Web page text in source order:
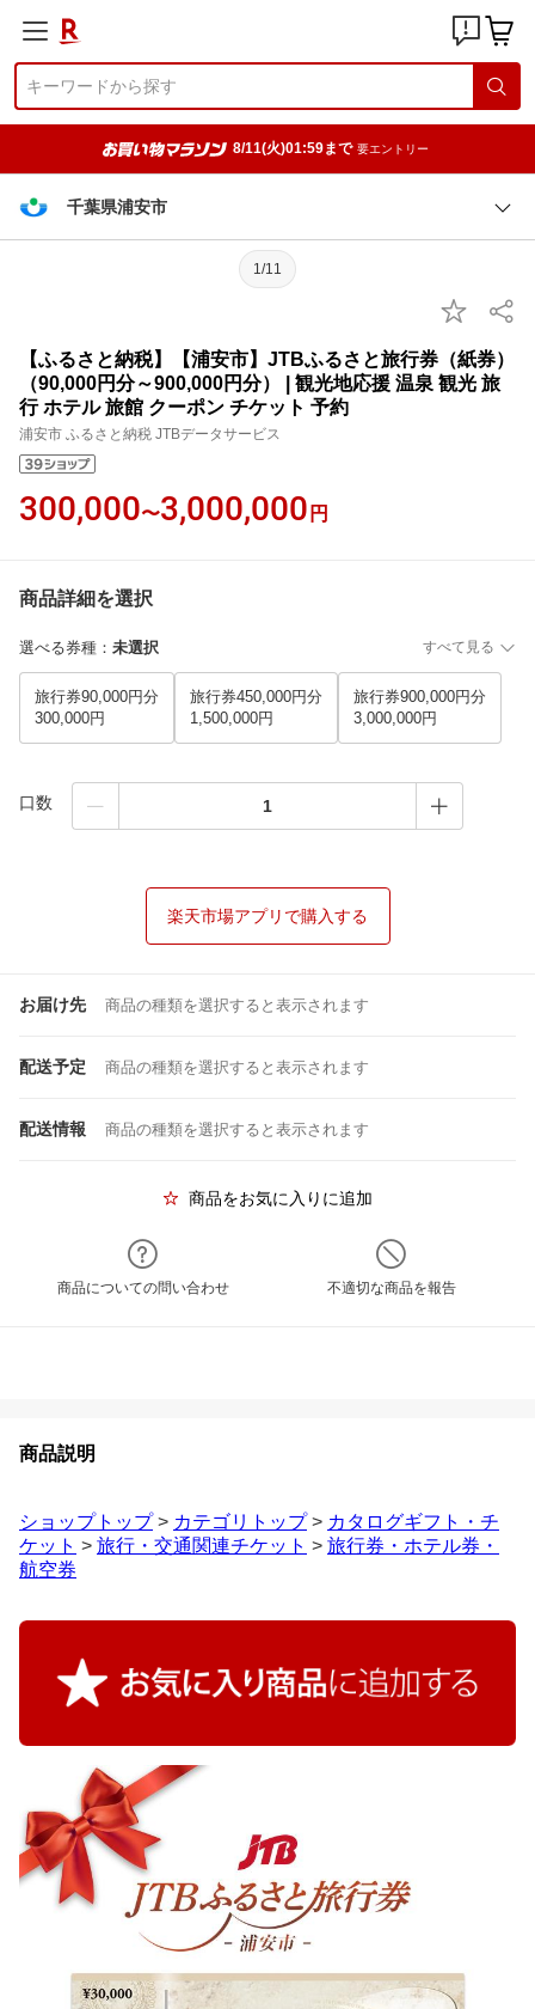
8/11(火)01:59まで 要エントリー
千葉県浦安市
1/11
【ふるさと納税】【浦安市】JTBふるさと旅行券（紙券）
（90,000円分～900,000円分） | 観光地応援 温泉 観光 旅
行 ホテル 旅館 クーポン チケット 予約
浦安市 ふるさと納税 JTBデータサービス
300,000〜3,000,000 円
商品詳細を選択
選べる券種 ： 未選択 すべて見る
旅行券90,000円分
300,000円
旅行券450,000円分
1,500,000円
旅行券900,000円分
3,000,000円
口数
楽天市場アプリで購入する
お届け先 商品の種類を選択すると表示されます
配送予定 商品の種類を選択すると表示されます
配送情報 商品の種類を選択すると表示されます
商品をお気に入りに追加
商品についての問い合わせ 不適切な商品を報告
商品説明
ショップトップ> カテゴリトップ> カタログギフト・チ
ケット > 旅行・交通関連チケット > 旅行券・ホテル券・
航空券